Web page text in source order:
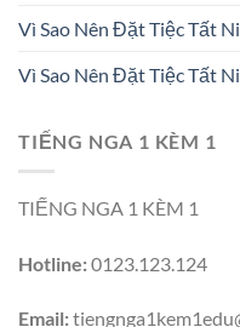
Vì Sao Nên Đặt Tiệc Tất
Vì Sao Nên Đặt Tiệc Tất
TIẾNG NGA 1 KÈM 1
TIẾNG NGA 1 KÈM 1
Hotline:0123.123.124
Email: